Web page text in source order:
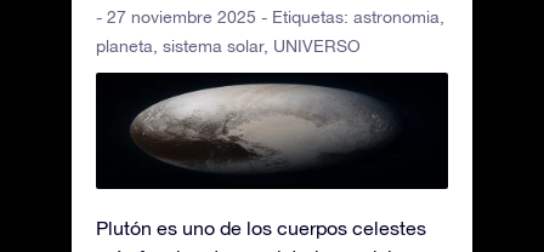
- 27 noviembre 2025 - Etiquetas: astronomia
planeta sistema solar, UNIVERSO
Plutón es uno de los cuerpos celestes